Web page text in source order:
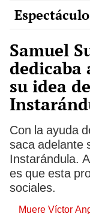
Samuel
dedicaba
su idea
Con la ayuda
saca adelante
Instarándula.
es que esta
sociales.
Muere Víctor